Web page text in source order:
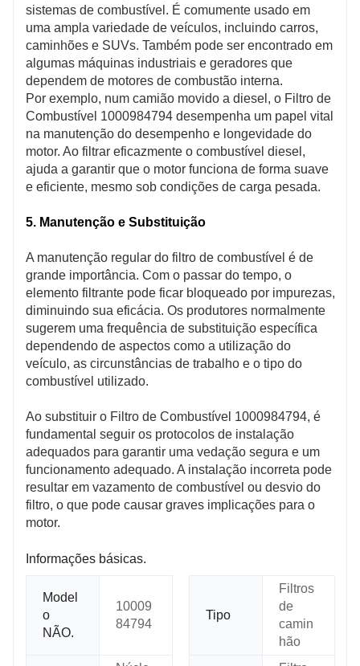
sistemas de combustível. É comumente usado em
uma ampla variedade de veículos, incluindo carros,
caminhões e SUVs. Também pode ser encontrado em
algumas máquinas industriais e geradores que
dependem de motores de combustão interna.
Por exemplo, num camião movido a diesel, o Filtro de
Combustível 1000984794 desempenha um papel vital
na manutenção do desempenho e longevidade do
motor. Ao filtrar eficazmente o combustível diesel,
ajuda a garantir que o motor funciona de forma suave
e eficiente, mesmo sob condições de carga pesada.
5. Manutenção e Substituição
A manutenção regular do filtro de combustível é de
grande importância. Com o passar do tempo, o
elemento filtrante pode ficar bloqueado por impurezas,
diminuindo sua eficácia. Os produtores normalmente
sugerem uma frequência de substituição específica
dependendo de aspectos como a utilização do
veículo, as circunstâncias de trabalho e o tipo do
combustível utilizado.
Ao substituir o Filtro de Combustível 1000984794, é
fundamental seguir os protocolos de instalação
adequados para garantir uma vedação segura e um
funcionamento adequado. A instalação incorreta pode
resultar em vazamento de combustível ou desvio do
filtro, o que pode causar graves implicações para o
motor.
Informações básicas.
Model
o
NÃO.
10009
84794
Tipo
Filtros
de
camin
hão